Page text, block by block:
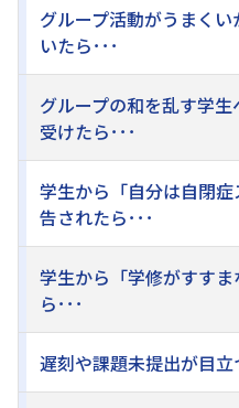
グループ活動がうまく
いたら･･･
グループの和を乱す学
受けたら･･･
学生から「自分は自閉
告されたら･･･
学生から「学修がすす
ら･･･
遅刻や課題未提出が目立